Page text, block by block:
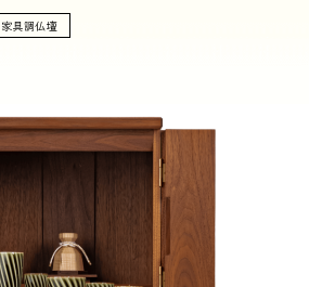
営するオンラインストア「佐倉幸保商
家具調仏壇